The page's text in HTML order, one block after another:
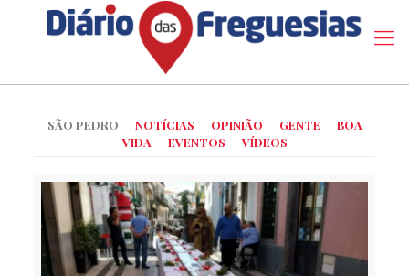
SÃO PEDRO NOTÍCIAS OPINIÃO GENTE
BOA
VIDA
EVENTOS VÍDEOS